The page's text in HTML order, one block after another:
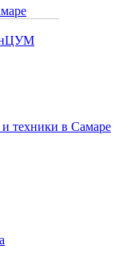
ЦУМ
техники в Самаре